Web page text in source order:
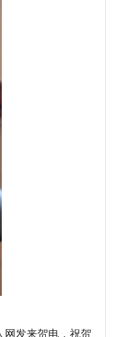
网发来贺电，祝贺